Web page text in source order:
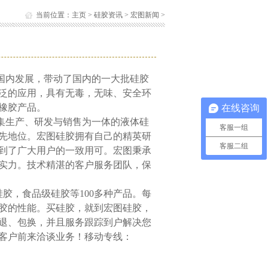
当前位置： 主页 > 硅胶资讯 > 宏图新闻 >
内发展，带动了国内的一大批硅胶
的应用，具有无毒，无味、安全环
胶产品。
生产、研发与销售为一体的液体硅
地位。宏图硅胶拥有自己的精英研
了广大用户的一致用可。宏图秉承
力。技术精湛的客户服务团队，保
，食品级硅胶等100多种产品。每
性能。买硅胶，就到宏图硅胶，
、包换，并且服务跟踪到户解决您
户前来洽谈业务！移动专线：
在线咨询
客服一组
客服二组